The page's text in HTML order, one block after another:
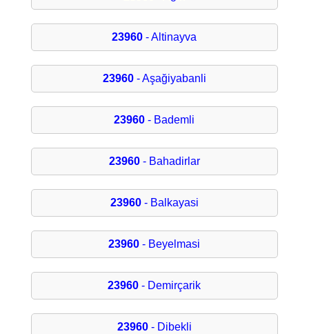
23960 - Altinayva
23960- Aşağiyabanli
23960 - Bademli
23960- Bahadirlar
23960- Balkayasi
23960 - Beyelmasi
23960 - Demirçarik
23960- Dibekli